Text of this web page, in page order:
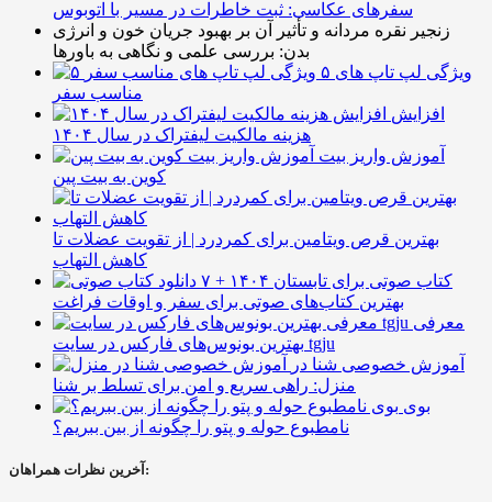
سفرهای عکاسی: ثبت خاطرات در مسیر با اتوبوس
زنجیر نقره مردانه و تأثیر آن بر بهبود جریان خون و انرژی
بدن: بررسی علمی و نگاهی به باورها
۵ ویژگی لپ تاپ های
مناسب سفر
افزایش
هزینه مالکیت لیفتراک در سال ۱۴۰۴
آموزش واریز بیت
کوین به بیت پین
بهترین قرص ویتامین برای کمردرد | از تقویت عضلات تا
کاهش التهاب
۷ کتاب صوتی برای تابستان ۱۴۰۴ +
بهترین کتاب‌های صوتی برای سفر و اوقات فراغت
معرفی
بهترین بونوس‌های فارکس در سایت tgju
آموزش خصوصی شنا در
منزل: راهی سریع و امن برای تسلط بر شنا
بوی
نامطبوع حوله و پتو را چگونه از بین ببریم؟
آخرین نظرات همراهان: